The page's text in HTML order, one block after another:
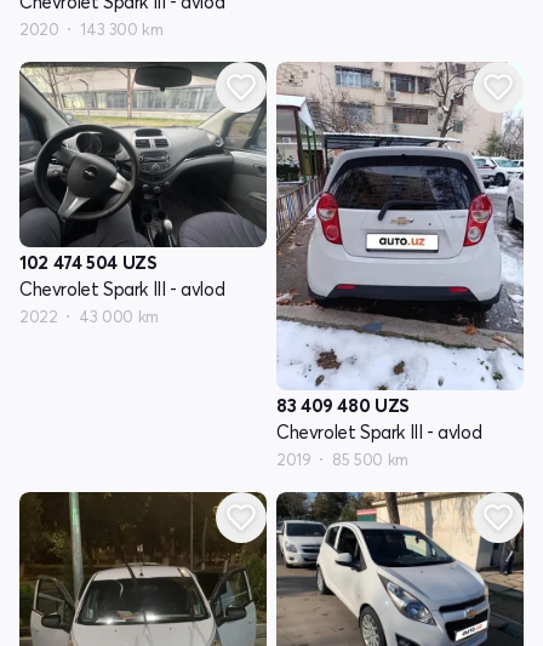
2020 143 300 km
102 474 504 UZS
Chevrolet Spark III - avlod
2022 43 000 km
83 409 480 UZS
Chevrolet Spark III - avlod
2019 85 500 km